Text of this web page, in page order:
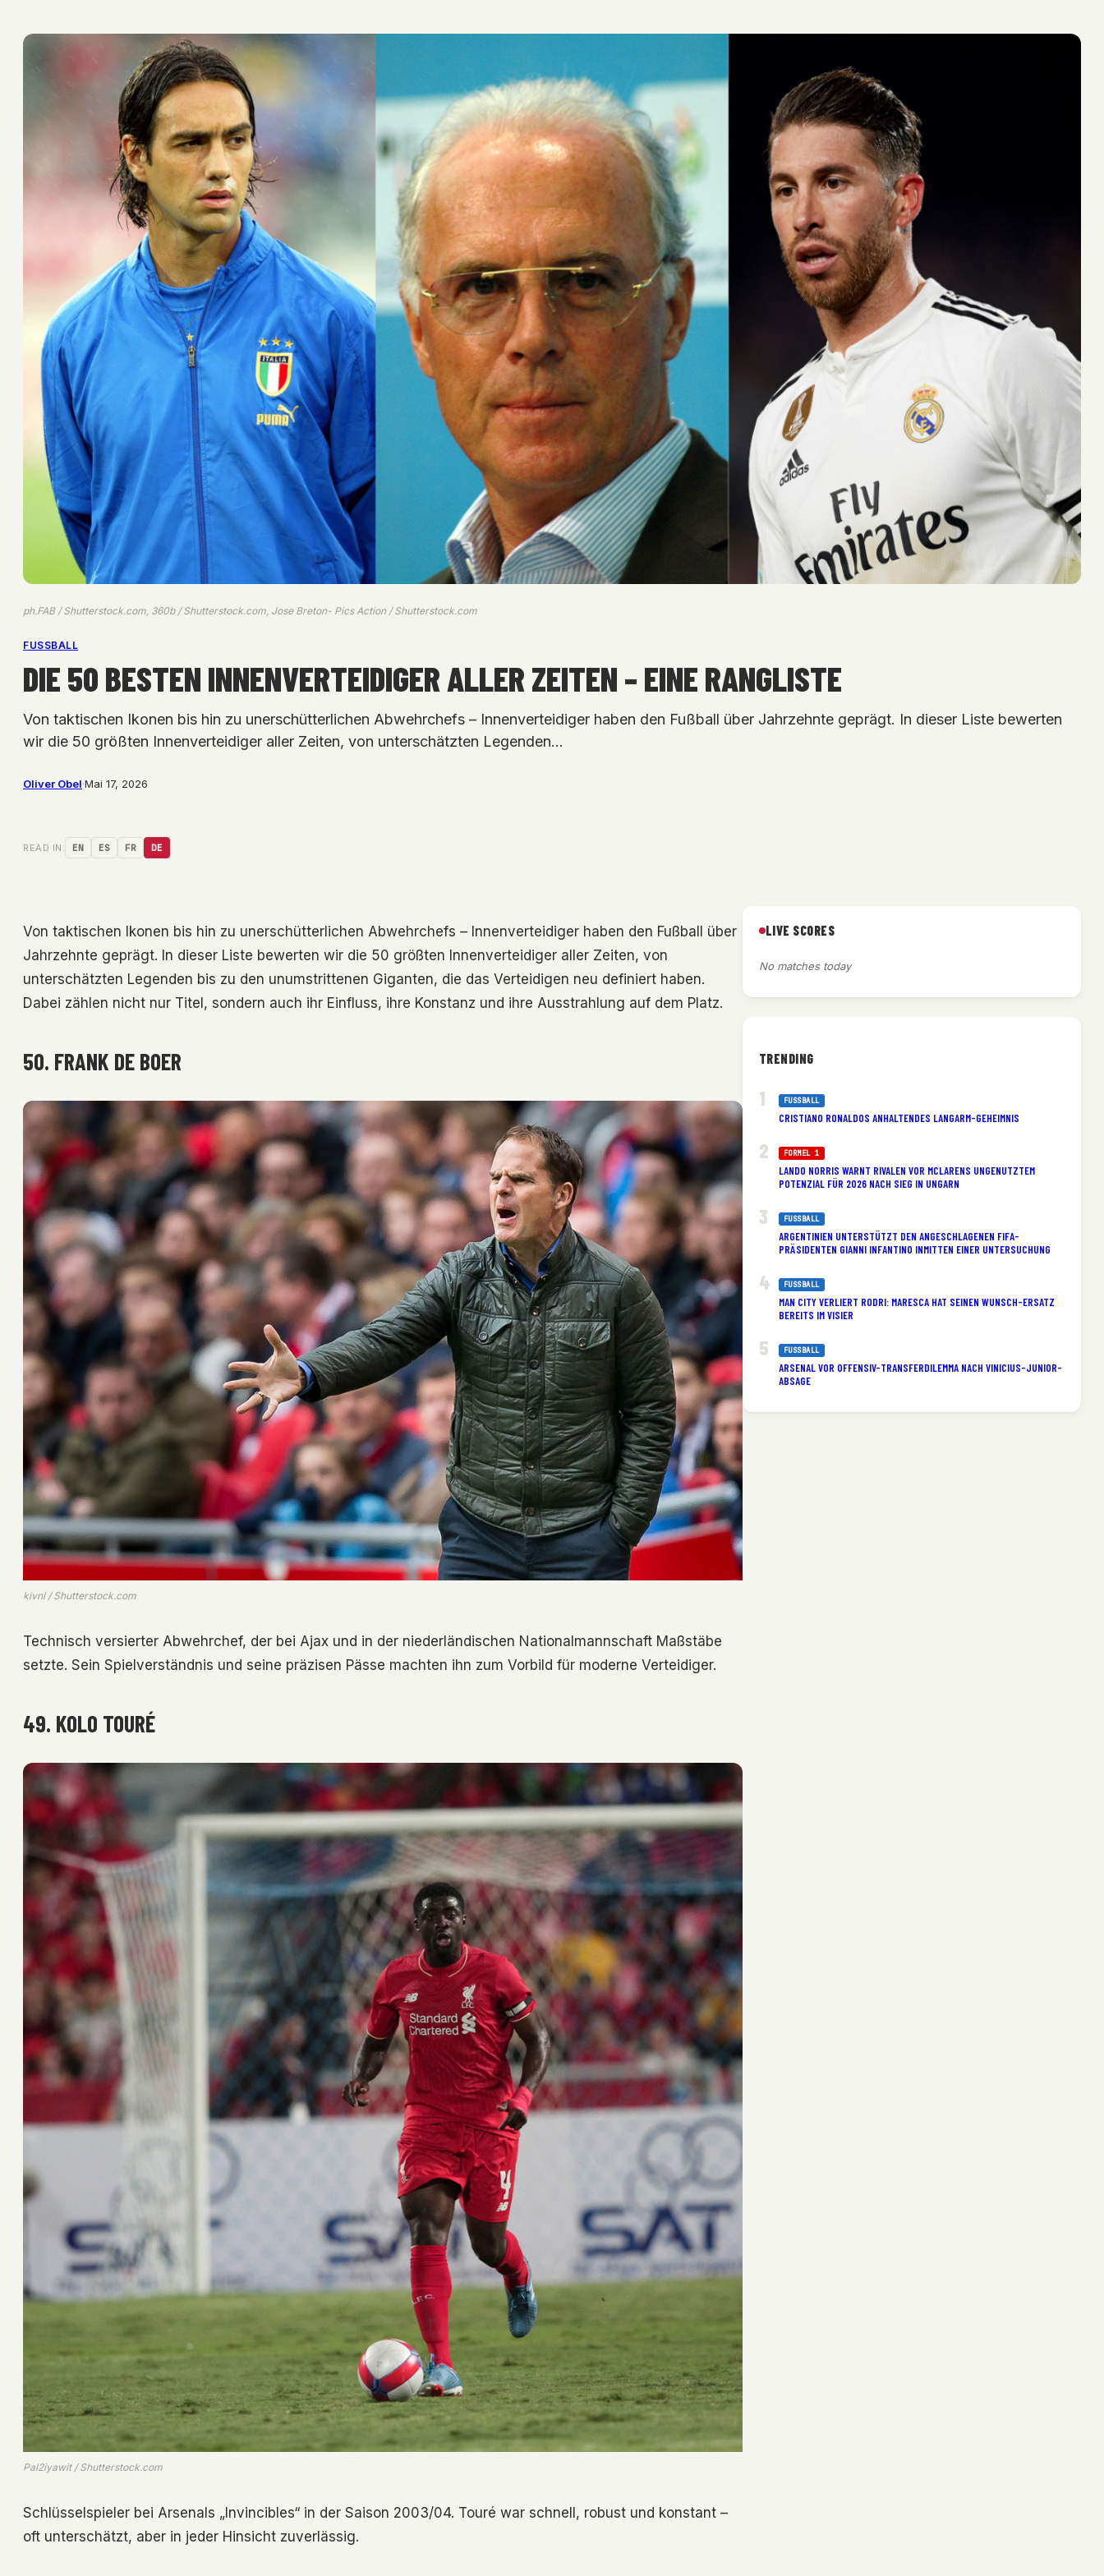
ph.FAB / Shutterstock.com, 360b / Shutterstock.com, Jose Breton- Pics Action / Shutterstock.com
FUSSBALL
DIE 50 BESTEN INNENVERTEIDIGER ALLER ZEITEN – EINE RANGLISTE
Von taktischen Ikonen bis hin zu unerschütterlichen Abwehrchefs – Innenverteidiger haben den Fußball über Jahrzehnte geprägt. In dieser Liste bewerten
wir die 50 größten Innenverteidiger aller Zeiten, von unterschätzten Legenden…
Oliver Obel·Mai 17, 2026
READ IN: EN ES FR DE
Von taktischen Ikonen bis hin zu unerschütterlichen Abwehrchefs – Innenverteidiger haben den Fußball über
Jahrzehnte geprägt. In dieser Liste bewerten wir die 50 größten Innenverteidiger aller Zeiten, von
unterschätzten Legenden bis zu den unumstrittenen Giganten, die das Verteidigen neu definiert haben.
Dabei zählen nicht nur Titel, sondern auch ihr Einfluss, ihre Konstanz und ihre Ausstrahlung auf dem Platz.
50. FRANK DE BOER
kivnl / Shutterstock.com
Technisch versierter Abwehrchef, der bei Ajax und in der niederländischen Nationalmannschaft Maßstäbe
setzte. Sein Spielverständnis und seine präzisen Pässe machten ihn zum Vorbild für moderne Verteidiger.
49. KOLO TOURÉ
Pal2iyawit / Shutterstock.com
Schlüsselspieler bei Arsenals „Invincibles“ in der Saison 2003/04. Touré war schnell, robust und konstant –
oft unterschätzt, aber in jeder Hinsicht zuverlässig.
LIVE SCORES
No matches today
TRENDING
FUSSBALL
CRISTIANO RONALDOS ANHALTENDES LANGARM-GEHEIMNIS
FORMEL 1
LANDO NORRIS WARNT RIVALEN VOR MCLARENS UNGENUTZTEM
POTENZIAL FÜR 2026 NACH SIEG IN UNGARN
FUSSBALL
ARGENTINIEN UNTERSTÜTZT DEN ANGESCHLAGENEN FIFA-
PRÄSIDENTEN GIANNI INFANTINO INMITTEN EINER UNTERSUCHUNG
FUSSBALL
MAN CITY VERLIERT RODRI: MARESCA HAT SEINEN WUNSCH-ERSATZ
BEREITS IM VISIER
FUSSBALL
ARSENAL VOR OFFENSIV-TRANSFERDILEMMA NACH VINICIUS-JUNIOR-
ABSAGE